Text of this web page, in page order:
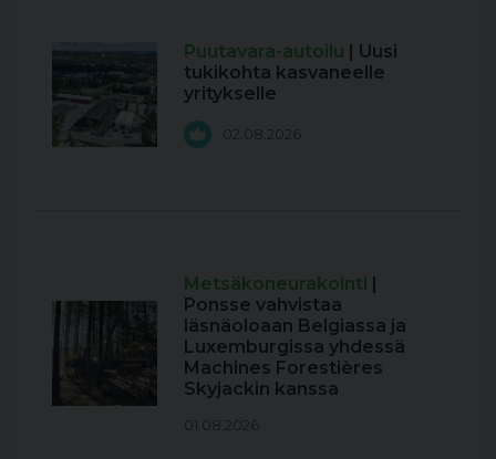
Puutavara-autoilu | Uusi
tukikohta kasvaneelle
yritykselle
02.08.2026
Metsäkoneurakointi |
Ponsse vahvistaa
läsnäoloaan Belgiassa ja
Luxemburgissa yhdessä
Machines Forestières
Skyjackin kanssa
01.08.2026